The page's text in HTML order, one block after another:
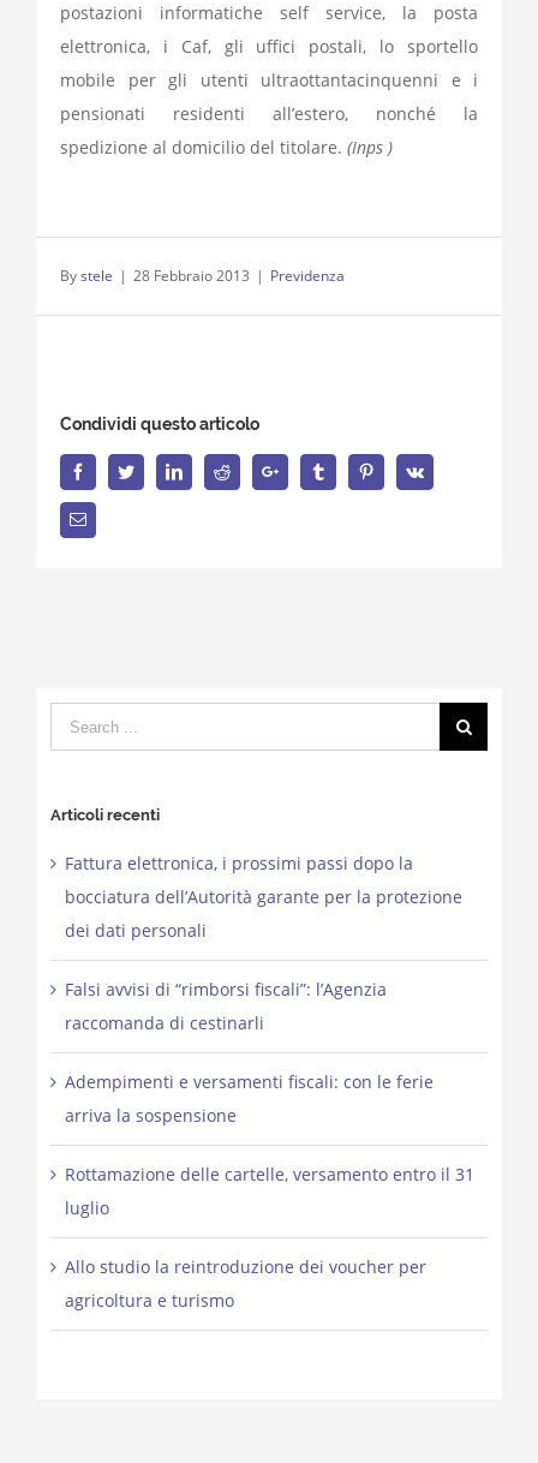
postazioni informatiche self service, la posta
elettronica, i Caf, gli uffici postali, lo sportello
mobile per gli utenti ultraottantacinquenni e i
pensionati residenti all’estero, nonché la
spedizione al domicilio del titolare. (Inps )
Bystele | 28 Febbraio 2013 | Previdenza
Condividi questo articolo
FacebookTwitterLinkedInReddit Google+ Tumblr PinterestVk
Email
Search
for:
Articoli recenti
Fattura elettronica, i prossimi passi dopo la
bocciatura dell’Autorità garante per la protezione
dei dati personali
Falsi avvisi di “rimborsi fiscali”: l’Agenzia
raccomanda di cestinarli
Adempimenti e versamenti fiscali: con le ferie
arriva la sospensione
Rottamazione delle cartelle, versamento entro il 31
luglio
Allo studio la reintroduzione dei voucher per
agricoltura e turismo